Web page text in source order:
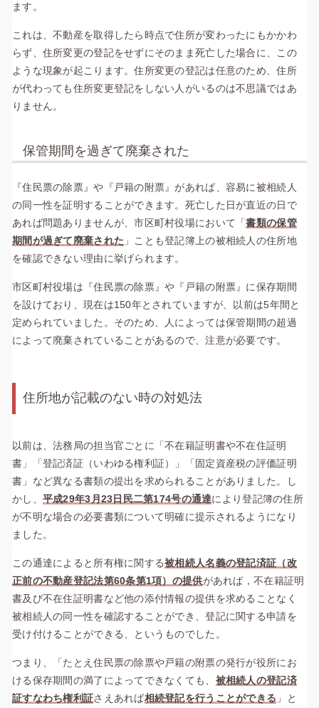
ます。
これは、不動産を取得したら時点で住所が変わったにもかかわ
らず、住所変更の登記をせずにそのまま死亡した場合に、この
ような現象が起こります。住所変更の登記は任意のため、住所
が代わっても住所変更登記をしない人がいるのは不思議ではあ
りません。
保管期間を過ぎて廃棄された
『住民票の除票』や『戸籍の附票』があれば、容易に被相続人
の同一性を証明することができます。死亡した日が直近の日で
あれば問題ありませんが、市区町村役場において「書類の保管
期間が過ぎて廃棄された 」ことも登記簿上の被相続人の住所地
を確認できない理由に挙げられます。
市区町村役場は『住民票の除票』や『戸籍の附票』に保存期間
を設けており、現在は150年とされていますが、以前は5年間と
定められていました。そのため、人によっては保管期間の超過
によって廃棄されていることがあるので、注意が必要です。
住所地が記載のない時の対処法
以前は、法務局の担当官ごとに「不在籍証明書や不在住証明
書」「登記済証（いわゆる権利証）」「固定資産税の評価証明
書」など異なる書類の提出を求められることがありました。し
かし、 平成29年3月23日民二第174号の通達により登記簿の住所
が不明な場合の必要書類について明確に提示されるようになり
ました。
この通達によると所有権に関する被相続人名義の登記済証（改
正前の不動産登記法第60条第1項）の提供があれば，不在籍証明
書及び不在住証明書など他の添付情報の提供を求めることなく
被相続人の同一性を確認することができ、登記に関する申請を
受け付けることができる、というものでした。
つまり、「たとえ住民票の除票や戸籍の附票の発行が役所にお
ける保存期間の満了によってできなくても、 被相続人の登記済
証すなわち権利証さえあれば相続登記を行うことができる 」と